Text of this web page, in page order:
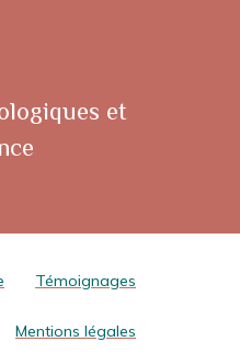
et
Témoignages
Mentions légales